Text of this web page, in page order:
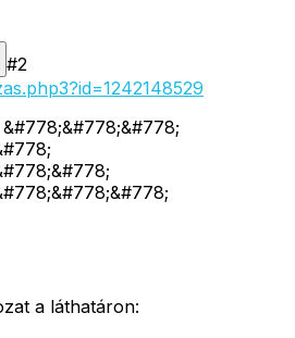
#2
a láthatáron: